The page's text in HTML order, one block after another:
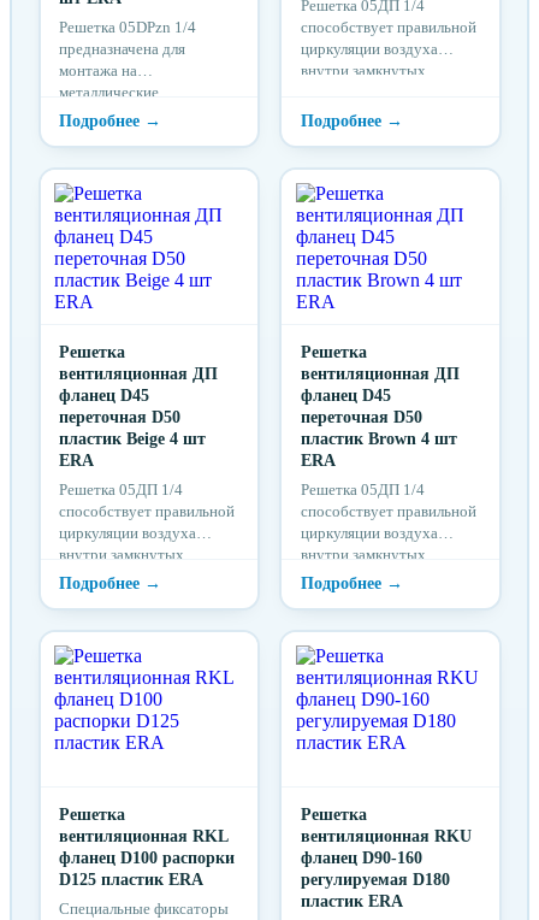
Решетка 05DPzn 1/4
предназначена для
монтажа на
металлические
поверхности
Решетка 05ДП 1/4
способствует правильной
циркуляции воздуха
внутри замкнутых
Решетка
вентиляционная ДП
фланец D45
переточная D50
пластик Beige 4 шт
ERA
Решетка 05ДП 1/4
способствует правильной
циркуляции воздуха
внутри замкнутых
пространств
Решетка
вентиляционная ДП
фланец D45
переточная D50
пластик Brown 4 шт
ERA
Решетка 05ДП 1/4
способствует правильной
циркуляции воздуха
внутри замкнутых
пространств
Решетка
вентиляционная RKL
фланец D100 распорки
D125 пластик ERA
Специальные фиксаторы
Решетка
вентиляционная RKU
фланец D90-160
регулируемая D180
пластик ERA